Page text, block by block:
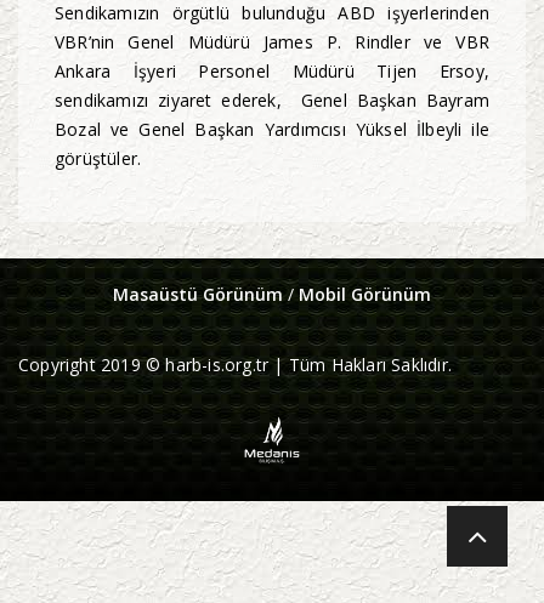
Sendikamızın örgütlü bulunduğu ABD işyerlerinden
VBR’nin Genel Müdürü James P. Rindler ve VBR
Ankara İşyeri Personel Müdürü Tijen Ersoy,
sendikamızı ziyaret ederek, Genel Başkan Bayram
Bozal ve Genel Başkan Yardımcısı Yüksel İlbeyli ile
görüştüler.
Masaüstü Görünüm/ Mobil Görünüm
Copyright 2019 © harb-is.org.tr | Tüm Hakları Saklıdır.